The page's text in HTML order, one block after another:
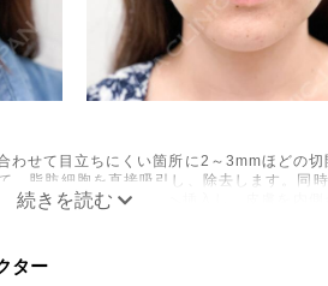
わせて目立ちにくい箇所に2～3mmほどの切
、脂肪細胞を直接吸引し、除去します。同
立たない部分から皮下へ挿入し、皮膚を内側
しびれ、むくみ、内出血、引き攣れ感などが
に貧血、細菌感染症、左右差、施術箇所の知
ター